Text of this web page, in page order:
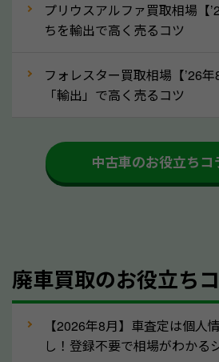
③自動車税の還付金の扱い
車を廃車にすると、自動車税の
付金をお客様に返還しない業者
をする際には、自動車税の還付
かを確認するようにしてくださ
人気の車種は廃車の状態でも、高
産車は高く買取が可能です。「
プリウスアルファ買取相場【
ちを輸出で高く売るコツ
フォレスター買取相場【’26
「輸出」で高く売るコツ
中古車のお役立ちコ
廃車買取のお役立ち
【2026年8月】車査定は個人
し！登録不要で相場がわかる